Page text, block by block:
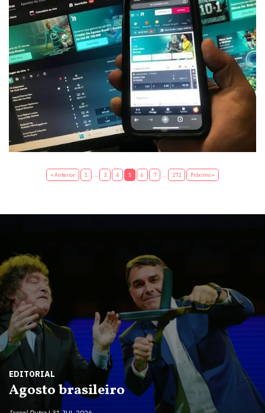
« Anterior 1 … 3 4 5 6 7 … 272 Próximo »
EDITORIAL
Agosto brasileiro